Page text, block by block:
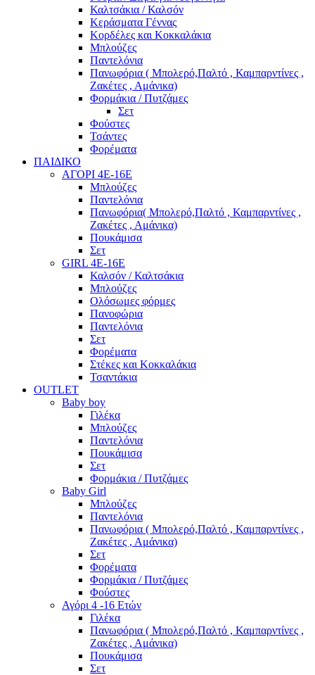
Καλτσάκια / Καλσόν
Κεράσματα Γέννας
Κορδέλες και Κοκκαλάκια
Μπλούζες
Παντελόνια
Πανωφόρια ( Μπολερό,Παλτό , Καμπαρντίνες ,
Ζακέτες , Αμάνικα)
Φορμάκια / Πυτζάμες
Σετ
Φούστες
Τσάντες
Φορέματα
ΠΑΙΔΙΚΟ
ΑΓΟΡΙ 4Ε-16Ε
Μπλούζες
Παντελόνια
Πανωφόρια( Μπολερό,Παλτό , Καμπαρντίνες ,
Ζακέτες , Αμάνικα)
Πουκάμισα
Σετ
GIRL 4Ε-16Ε
Καλσόν / Καλτσάκια
Μπλούζες
Ολόσωμες φόρμες
Πανοφώρια
Παντελόνια
Σετ
Φορέματα
Στέκες και Κοκκαλάκια
Τσαντάκια
OUTLET
Baby boy
Γιλέκα
Μπλούζες
Παντελόνια
Πουκάμισα
Σετ
Φορμάκια / Πυτζάμες
Baby Girl
Μπλούζες
Παντελόνια
Πανωφόρια ( Μπολερό,Παλτό , Καμπαρντίνες ,
Ζακέτες , Αμάνικα)
Σετ
Φορέματα
Φορμάκια / Πυτζάμες
Φούστες
Αγόρι 4 -16 Ετών
Γιλέκα
Πανωφόρια ( Μπολερό,Παλτό , Καμπαρντίνες ,
Ζακέτες , Αμάνικα)
Πουκάμισα
Σετ